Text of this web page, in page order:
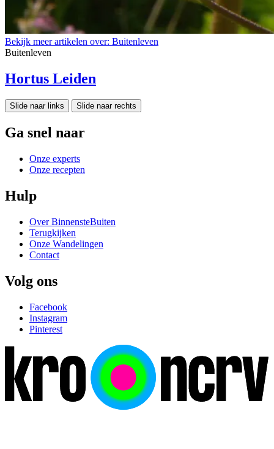
Bekijk meer artikelen over: Buitenleven
Buitenleven
Hortus Leiden
Slide naar links Slide naar rechts
Ga snel naar
Onze experts
Onze recepten
Hulp
Over BinnensteBuiten
Terugkijken
Onze Wandelingen
Contact
Volg ons
Facebook
Instagram
Pinterest